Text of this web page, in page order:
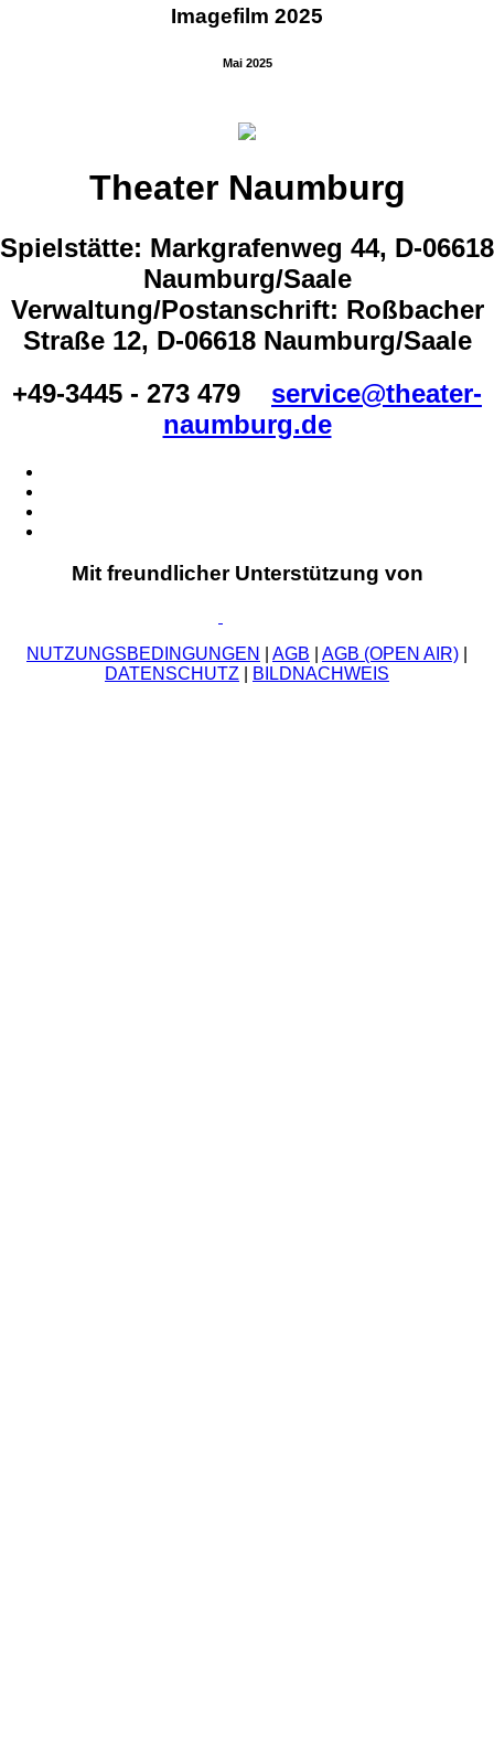
Imagefilm 2025
Mai 2025
Theater Naumburg
Spielstätte: Markgrafenweg 44, D-06618
Naumburg/Saale
Verwaltung/Postanschrift: Roßbacher
Straße 12, D-06618 Naumburg/Saale
+49-3445 - 273 479
service@theater-
naumburg.de
Mit freundlicher Unterstützung von
NUTZUNGSBEDINGUNGEN AGB AGB (OPEN AIR)
DATENSCHUTZ
BILDNACHWEIS